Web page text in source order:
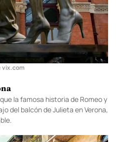
vix.com